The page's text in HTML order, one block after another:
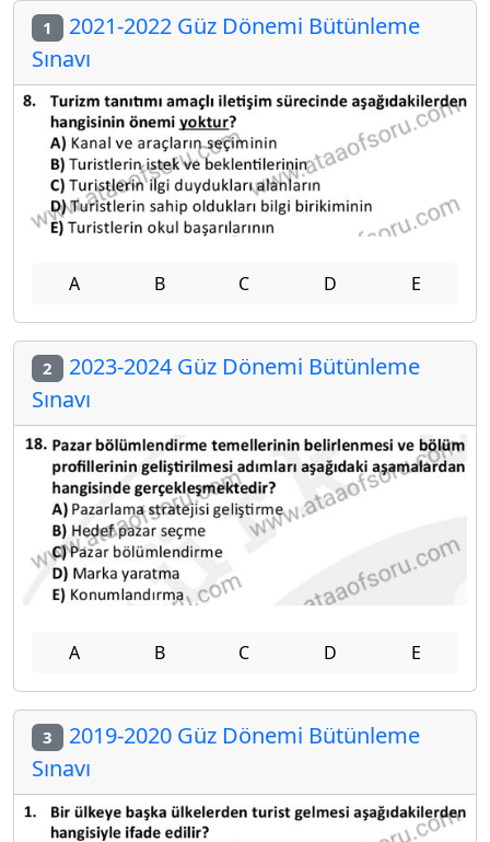
1 2021-2022 Güz Dönemi Bütünleme
Sınavı
A B C D E
2 2023-2024 Güz Dönemi Bütünleme
Sınavı
A B C D E
3 2019-2020 Güz Dönemi Bütünleme
Sınavı